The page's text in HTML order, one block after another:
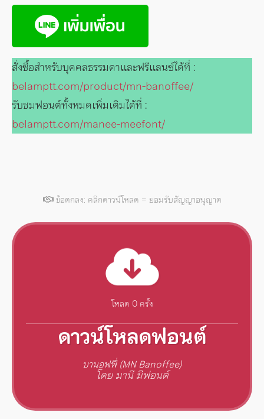
สั่งซื้อสำหรับบุคคลธรรมดาและฟรีแลนซ์ได้ที่ :
belamptt.com/product/mn-banoffee/
รับชมฟอนต์ทั้งหมดเพิ่มเติมได้ที่ :
belamptt.com/manee-meefont/
ข้อตกลง: คลิกดาวน์โหลด = ยอมรับสัญญาอนุญาต
โหลด 0 ครั้ง
ดาวน์โหลดฟอนต์
บานอฟฟี่ (MN Banoffee)
โดย มานี มีฟอนต์